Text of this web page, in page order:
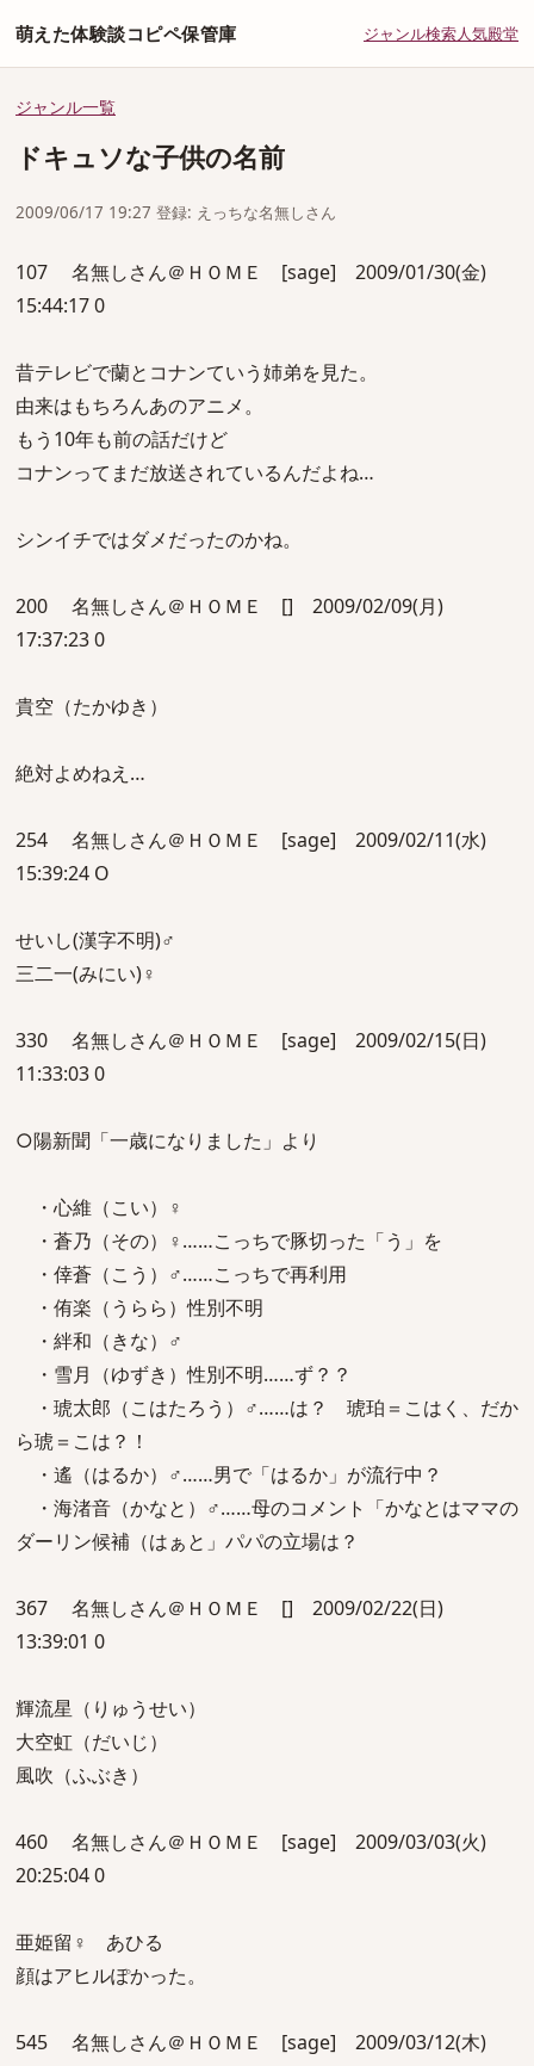
萌えた体験談コピペ保管庫 ジャンル検索人気殿堂
ジャンル一覧
ドキュソな子供の名前
2009/06/17 19:27 登録: えっちな名無しさん
107 名無しさん＠ＨＯＭＥ [sage] 2009/01/30(金)
15:44:17 0
昔テレビで蘭とコナンていう姉弟を見た。
由来はもちろんあのアニメ。
もう10年も前の話だけど
コナンってまだ放送されているんだよね…
シンイチではダメだったのかね。
200 名無しさん＠ＨＯＭＥ [] 2009/02/09(月)
17:37:23 0
貴空（たかゆき）
絶対よめねえ…
254 名無しさん＠ＨＯＭＥ [sage] 2009/02/11(水)
15:39:24 O
せいし(漢字不明)♂
三二一(みにい)♀
330 名無しさん＠ＨＯＭＥ [sage] 2009/02/15(日)
11:33:03 0
○陽新聞「一歳になりました」より
・心維（こい）♀
・蒼乃（その）♀……こっちで豚切った「う」を
・倖蒼（こう）♂……こっちで再利用
・侑楽（うらら）性別不明
・絆和（きな）♂
・雪月（ゆずき）性別不明……ず？？
・琥太郎（こはたろう）♂……は？ 琥珀＝こはく、だか
ら琥＝こは？！
・遙（はるか）♂……男で「はるか」が流行中？
・海渚音（かなと）♂……母のコメント「かなとはママの
ダーリン候補（はぁと」パパの立場は？
367 名無しさん＠ＨＯＭＥ [] 2009/02/22(日)
13:39:01 0
輝流星（りゅうせい）
大空虹（だいじ）
風吹（ふぶき）
460 名無しさん＠ＨＯＭＥ [sage] 2009/03/03(火)
20:25:04 0
亜姫留♀ あひる
顔はアヒルぽかった。
545 名無しさん＠ＨＯＭＥ [sage] 2009/03/12(木)